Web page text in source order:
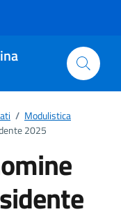
/ Modulistica
2025